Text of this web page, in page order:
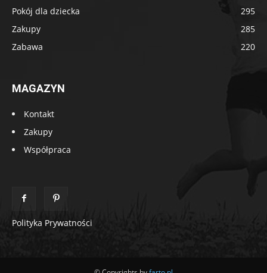
Pokój dla dziecka
295
Zakupy
285
Zabawa
220
MAGAZYN
Kontakt
Zakupy
Współpraca
Polityka Prywatności